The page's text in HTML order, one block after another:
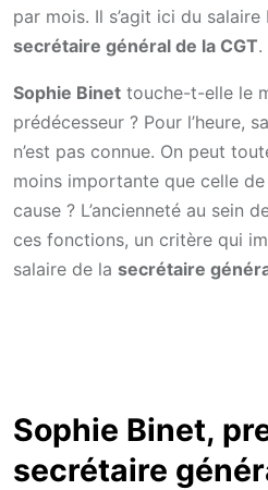
par mois. Il s’agit ici du
secrétaire général de la CGT.
Sophie Binet touche-t-elle le
prédécesseur ? Pour l’heure,
n’est pas connue. On peut
moins importante que celle de
cause ? L’ancienneté au sein
ces fonctions, un critère qui
salaire de la secrétaire
Sophie Binet,
secrétaire